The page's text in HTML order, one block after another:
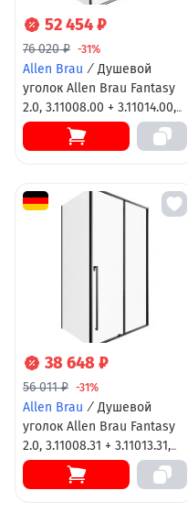
52 454 ₽
76 020 ₽ -31%
Allen Brau / Душевой
уголок Allen Brau Fantasy
2.0, 3.11008.00 + 3.11014.00,
140 х 100 см, стекло
прозрачное, профиль хром
38 648 ₽
56 011 ₽ -31%
Allen Brau / Душевой
уголок Allen Brau Fantasy
2.0, 3.11008.31 + 3.11013.31,
140 х 90 см, стекло
прозрачное, профиль